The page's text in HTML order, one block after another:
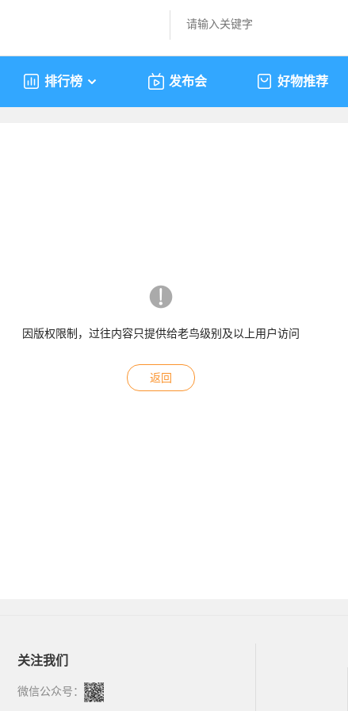
排行榜 发布会 好物推荐
因版权限制，过往内容只提供给老鸟级别及以上用户访问
返回
关注我们
微信公众号：